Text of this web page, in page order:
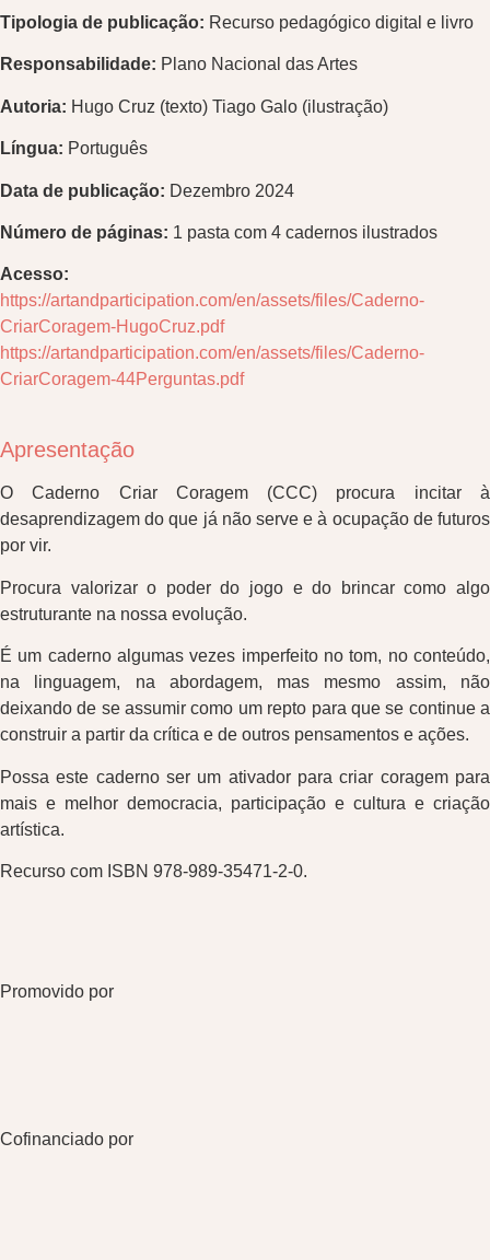
Tipologia de publicação: Recurso pedagógico digital e livro
Responsabilidade: Plano Nacional das Artes
Autoria: Hugo Cruz (texto) Tiago Galo (ilustração)
Língua: Português
Data de publicação: Dezembro 2024
Número de páginas: 1 pasta com 4 cadernos ilustrados
Acesso:
https://artandparticipation.com/en/assets/files/Caderno-
CriarCoragem-HugoCruz.pdf
https://artandparticipation.com/en/assets/files/Caderno-
CriarCoragem-44Perguntas.pdf
Apresentação
O Caderno Criar Coragem (CCC) procura incitar à
desaprendizagem do que já não serve e à ocupação de futuros
por vir.
Procura valorizar o poder do jogo e do brincar como algo
estruturante na nossa evolução.
É um caderno algumas vezes imperfeito no tom, no conteúdo,
na linguagem, na abordagem, mas mesmo assim, não
deixando de se assumir como um repto para que se continue a
construir a partir da crítica e de outros pensamentos e ações.
Possa este caderno ser um ativador para criar coragem para
mais e melhor democracia, participação e cultura e criação
artística.
Recurso com ISBN 978-989-35471-2-0.
Promovido por
Cofinanciado por